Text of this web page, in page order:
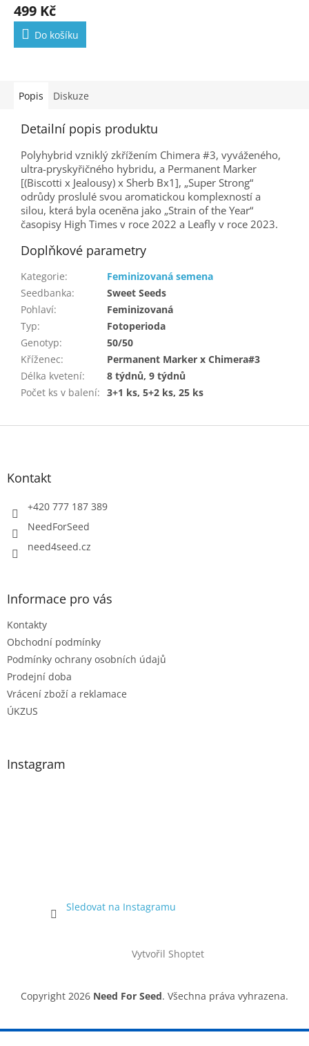
499 Kč
Do košíku
Popis Diskuze
Detailní popis produktu
Polyhybrid vzniklý zkřížením Chimera #3, vyváženého,
ultra-pryskyřičného hybridu, a Permanent Marker
[(Biscotti x Jealousy) x Sherb Bx1], „Super Strong“
odrůdy proslulé svou aromatickou komplexností a
silou, která byla oceněna jako „Strain of the Year“
časopisy High Times v roce 2022 a Leafly v roce 2023.
Doplňkové parametry
Kategorie:
Feminizovaná semena
Seedbanka:
Sweet Seeds
Pohlaví:
Feminizovaná
Typ:
Fotoperioda
Genotyp:
50/50
Kříženec:
Permanent Marker x Chimera#3
Délka kvetení:
8 týdnů, 9 týdnů
Počet ks v balení: 3+1 ks, 5+2 ks, 25 ks
Z
Kontakt
+420 777 187 389
NeedForSeed
need4seed.cz
Informace pro vás
Kontakty
Obchodní podmínky
Podmínky ochrany osobních údajů
Prodejní doba
Vrácení zboží a reklamace
ÚKZUS
Instagram
Sledovat na Instagramu
Vytvořil Shoptet
Copyright 2026 Need For Seed. Všechna práva vyhrazena.